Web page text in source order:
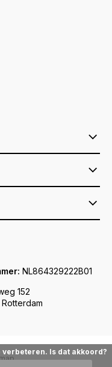
152
NL864329222B01
Is dat akkoord?